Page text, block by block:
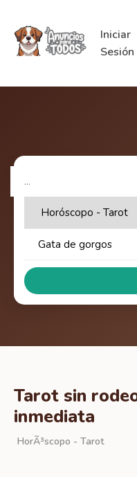
Iniciar
Sesión
Tarot sin
inmediata
HorÃ³scopo - Tarot